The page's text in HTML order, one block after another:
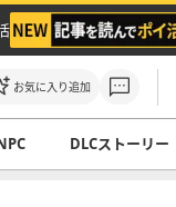
お気に入り追加
DLCストーリー